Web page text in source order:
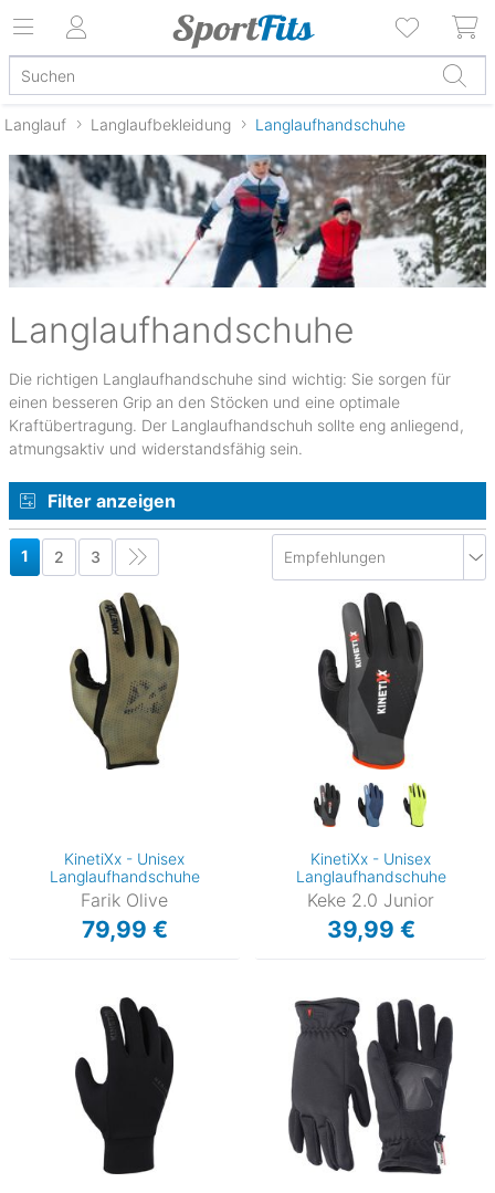
Langlauf Langlaufbekleidung Langlaufhandschuhe
Langlaufhandschuhe
Die richtigen Langlaufhandschuhe sind wichtig: Sie sorgen für
einen besseren Grip an den Stöcken und eine optimale
Kraftübertragung. Der Langlaufhandschuh sollte eng anliegend,
atmungsaktiv und widerstandsfähig sein.
Filter anzeigen
1 2 3
KinetiXx - Unisex
Langlaufhandschuhe
Farik Olive
79,99 €
KinetiXx - Unisex
Langlaufhandschuhe
Keke 2.0 Junior
39,99 €